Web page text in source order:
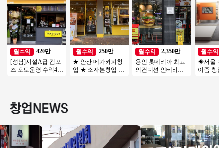
월수익
420만
[성남]시설A급 컴포
즈 오토운영 수익400
월수익
250만
★ 안산 메가커피창
업 ★ 소자본창업 총
월수익
2,350만
용인 롯데리아 최고
의컨디션 인테리어
월수익
◈서울
이즘